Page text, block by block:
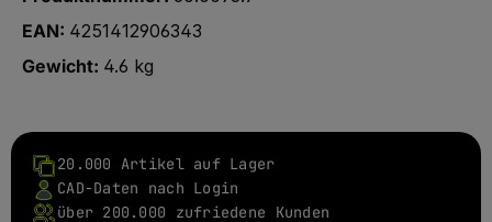
EAN: 4251412906343
Gewicht: 4.6 kg
20.000 Artikel auf Lager
CAD-Daten nach Login
über 200.000 zufriedene Kunden